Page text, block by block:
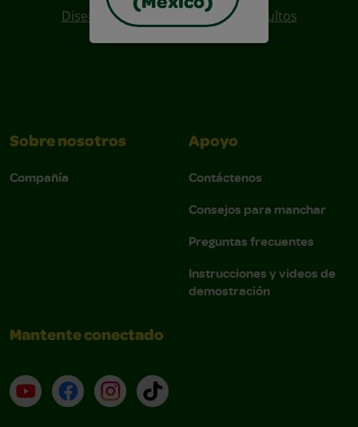
Diseños Para Coloreables Para Adultos
Sobre nosotros
Compañía
Apoyo
Contáctenos
Consejos para manchar
Preguntas frecuentes
Instrucciones y videos de
demostración
Mantente conectado
YouTube (en inglés)
Facebook (en inglés)
Instagram (en inglés)
TikTok